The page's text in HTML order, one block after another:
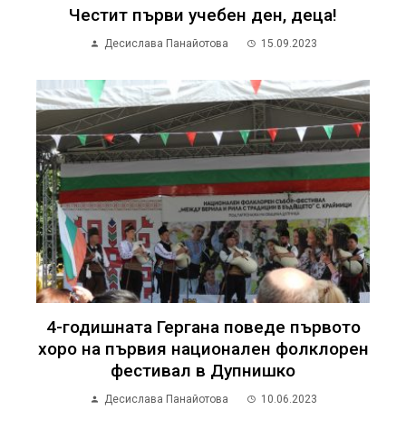
Честит първи учебен ден, деца!
Десислава Панайотова 15.09.2023
4-годишната Гергана поведе първото
хоро на първия национален фолклорен
фестивал в Дупнишко
Десислава Панайотова 10.06.2023